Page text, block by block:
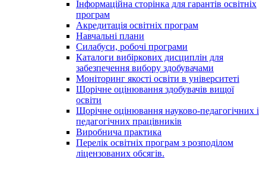
Інформаційна сторінка для гарантів освітніх
програм
Акредитація освітніх програм
Навчальні плани
Силабуси, робочі програми
Каталоги вибіркових дисциплін для
забезпечення вибору здобувачами
Моніторинг якості освіти в університеті
Щорічне оцінювання здобувачів вищої
освіти
Щорічне оцінювання науково-педагогічних і
педагогічних працівників
Виробнича практика
Перелік освітніх програм з розподілoм
ліцензoваних oбсягів.